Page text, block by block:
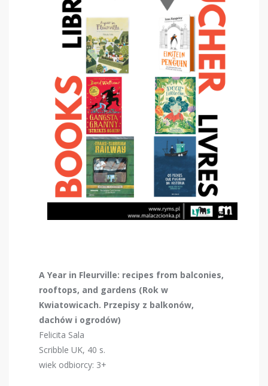
A Year in Fleurville: recipes from balconies,
rooftops, and gardens (Rok w
Kwiatowicach. Przepisy z balkonów,
dachów i ogrodów)
Felicita Sala
Scribble UK, 40 s.
wiek odbiorcy: 3+